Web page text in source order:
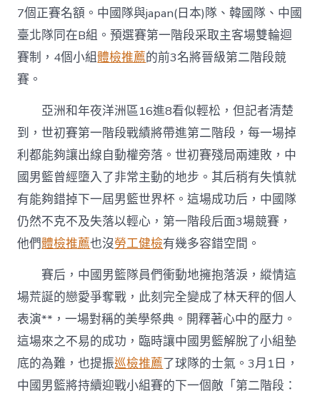
7個正賽名額。中國隊與japan(日本)隊、韓國隊、中國
臺北隊同在B組。預選賽第一階段采取主客場雙輪迴
賽制，4個小組體檢推薦的前3名將晉級第二階段競
賽。
亞洲和年夜洋洲區16進8看似輕松，但記者清楚
到，世初賽第一階段戰績將帶進第二階段，每一場掉
利都能夠讓出線自動權旁落。世初賽殘局兩連敗，中
國男籃曾經墮入了非常主動的地步。其后稍有失慎就
有能夠錯掉下一屆男籃世界杯。這場成功后，中國隊
仍然不克不及失落以輕心，第一階段后面3場競賽，
他們體檢推薦也沒勞工健檢有幾多容錯空間。
賽后，中國男籃隊員們衝動地擁抱落淚，縱情這
場荒誕的戀愛爭奪戰，此刻完全變成了林天秤的個人
表演**，一場對稱的美學祭典。開釋著心中的壓力。
這場來之不易的成功，臨時讓中國男籃解脫了小組墊
底的為難，也提振巡檢推薦了球隊的士氣。3月1日，
中國男籃將持續迎戰小組賽的下一個敵「第二階段：